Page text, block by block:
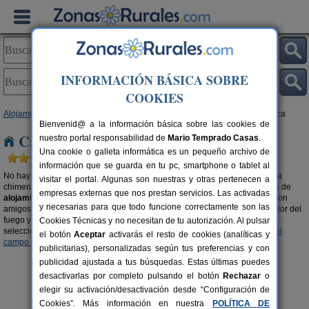
Alojamientos > Cuenca
Casas rurales con chimenea en Cuenca
No hay nada más romántico y cálido que pasar una velada al calor de una
chimenea. Escapa del mundanal ruido y descubre la gran oferta existente de
alojamientos rurales en Cuenca con chimenea. Disfruta del momento, con
amigos, en pareja o en familia. Opta por unas vacaciones diferentes al calor del
fuego y el olor a leña del campo. También te recomendamos visitar esta
selección decasas rurales en la montaña en Cuencaycasas rurales en el
campo en Cuenca
INFORMACIÓN BÁSICA SOBRE
COOKIES
Bienvenid@ a la información básica sobre las cookies de
nuestro portal responsabilidad de Mario Temprado Casas.
Una cookie o galleta informática es un pequeño archivo de
información que se guarda en tu pc, smartphone o tablet al
visitar el portal. Algunas son nuestras y otras pertenecen a
empresas externas que nos prestan servicios. Las activadas
y necesarias para que todo funcione correctamente son las
Cookies Técnicas y no necesitan de tu autorización. Al pulsar
el botónAceptar activarás el resto de cookies (analíticas y
publicitarias), personalizadas según tus preferencias y con
publicidad ajustada a tus búsquedas. Estas últimas puedes
desactivarlas por completo pulsando el botón Rechazar o
elegir su activación/desactivación desde “Configuración de
Cookies”. Más información en nuestra
POLÍTICA DE